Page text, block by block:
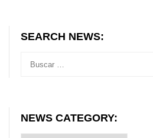
SEARCH NEWS:
NEWS CATEGORY: